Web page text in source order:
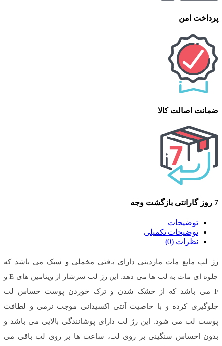
پرداخت امن
ضمانت اصالت کالا
7 روز گارانتی بازگشت وجه
توضیحات
توضیحات تکمیلی
نظرات (0)
رژ لب مایع مات ماردینی دارای بافتی مخملی و سبک می باشد که
جلوه ای مات به لب ها می دهد. این رژ لب سرشار از ویتامین های E و
F می باشد که از خشک شدن و ترک خوردن پوست حساس لب
جلوگیری کرده و با خاصیت آنتی اکسیدانی موجب نرمی و لطافت
پوست لب می شود. این رژ لب دارای پوشانندگی بالایی می باشد و
بدون احساس سنگینی بر روی لب، ساعت ها بر روی لب باقی می